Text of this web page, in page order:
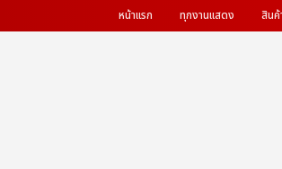
หน้าแรก ทุกงานแสดง สินค้